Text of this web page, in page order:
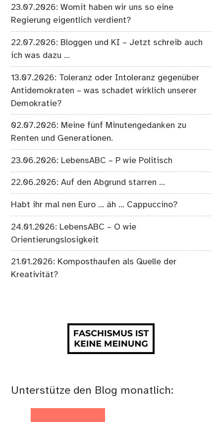
23.07.2026: Womit haben wir uns so eine
Regierung eigentlich verdient?
22.07.2026: Bloggen und KI – Jetzt schreib auch
ich was dazu …
13.07.2026: Toleranz oder Intoleranz gegenüber
Antidemokraten – was schadet wirklich unserer
Demokratie?
02.07.2026: Meine fünf Minutengedanken zu
Renten und Generationen.
23.06.2026: LebensABC – P wie Politisch
22.06.2026: Auf den Abgrund starren …
Habt ihr mal nen Euro … äh … Cappuccino?
24.01.2026: LebensABC – O wie
Orientierungslosigkeit
21.01.2026: Komposthaufen als Quelle der
Kreativität?
Unterstütze den Blog monatlich: